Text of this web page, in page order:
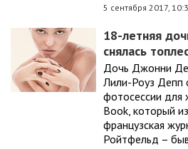
5 сентября 2017,
18-летняя
снялась
Дочь Джонни
Лили-Роуз Депп
фотосессии для
Book, который
французская
Ройтфельд –